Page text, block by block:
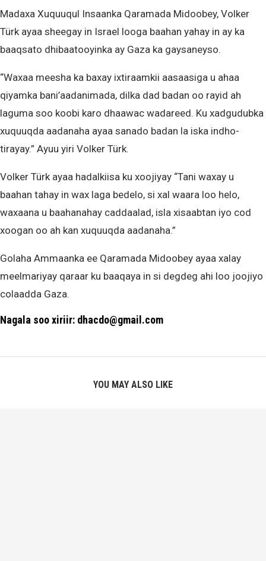
Madaxa Xuquuqul Insaanka Qaramada Midoobey, Volker
Türk ayaa sheegay in Israel looga baahan yahay in ay ka
baaqsato dhibaatooyinka ay Gaza ka gaysaneyso.
“Waxaa meesha ka baxay ixtiraamkii aasaasiga u ahaa
qiyamka bani’aadanimada, dilka dad badan oo rayid ah
laguma soo koobi karo dhaawac wadareed. Ku xadgudubka
xuquuqda aadanaha ayaa sanado badan la iska indho-
tirayay.” Ayuu yiri Volker Türk.
Volker Türk ayaa hadalkiisa ku xoojiyay “Tani waxay u
baahan tahay in wax laga bedelo, si xal waara loo helo,
waxaana u baahanahay caddaalad, isla xisaabtan iyo cod
xoogan oo ah kan xuquuqda aadanaha.”
Golaha Ammaanka ee Qaramada Midoobey ayaa xalay
meelmariyay qaraar ku baaqaya in si degdeg ahi loo joojiyo
colaadda Gaza.
Nagala soo xiriir: dhacdo@gmail.com
YOU MAY ALSO LIKE